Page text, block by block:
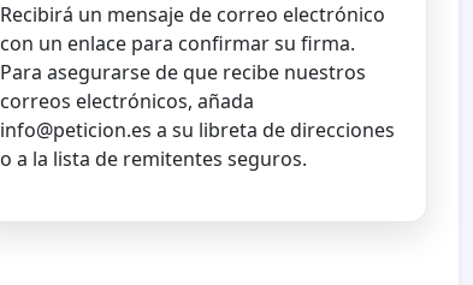
Recibirá un mensaje de correo electrónico
con un enlace para confirmar su firma.
Para asegurarse de que recibe nuestros
correos electrónicos, añada
info@peticion.es a su libreta de direcciones
o a la lista de remitentes seguros.